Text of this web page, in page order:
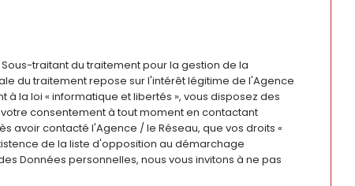
traitant du traitement pour la gestion de la
du traitement repose sur l'intérêt légitime de l'Agence
la loi « informatique et libertés », vous disposez des
consentement à tout moment en contactant
avoir contacté l'Agence / le Réseau, que vos droits «
de la liste d'opposition au démarchage
Données personnelles, nous vous invitons à ne pas